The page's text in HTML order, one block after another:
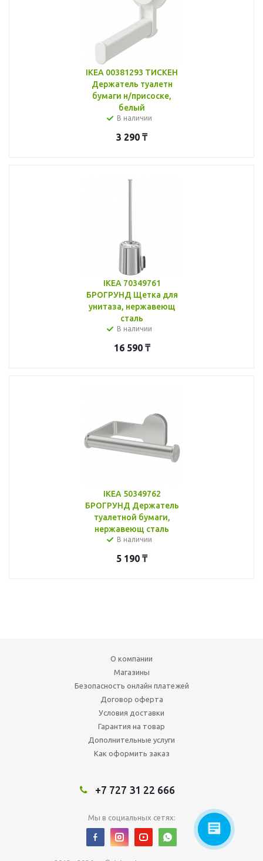
IKEA 00381293 ТИСКЕН
Держатель туалетн
бумаги н/присоске,
белый
В наличии
3 290 ₸
IKEA 70349761
БРОГРУНД Щетка для
унитаза, нержавеющ
сталь
В наличии
16 590₸
IKEA 50349762
БРОГРУНД Держатель
туалетной бумаги,
нержавеющ сталь
В наличии
5 190 ₸
О компании
Магазины
Безопасность онлайн платежей
Договор оферта
Условия доставки
Гарантия на товар
Дополнительные услуги
Как оформить заказ
+7 727 31 22 666
Мы в социальных сетях: